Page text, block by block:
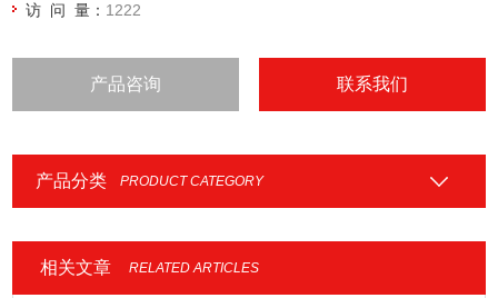
访 问 量： 1222
产品咨询 联系我们
产品分类 PRODUCT CATEGORY
相关文章 RELATED ARTICLES